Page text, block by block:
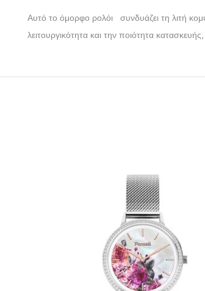
Αυτό το όμορφο ρολόι συνδυάζει τη λιτή
λειτουργικότητα και την ποιότητα